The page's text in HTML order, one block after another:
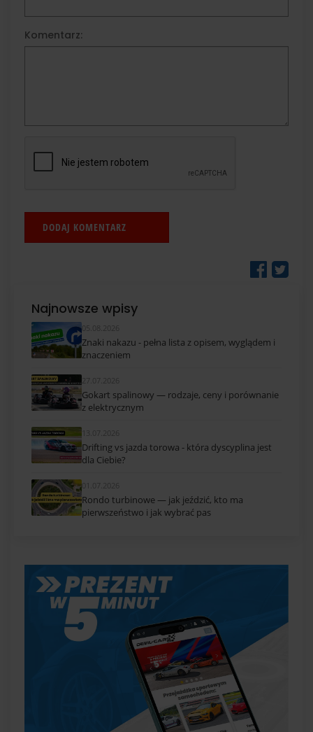
Komentarz:
Najnowsze wpisy
05.08.2026
Znaki nakazu - pełna lista z opisem, wyglądem i
znaczeniem
27.07.2026
Gokart spalinowy — rodzaje, ceny i porównanie
z elektrycznym
13.07.2026
Drifting vs jazda torowa - która dyscyplina jest
dla Ciebie?
01.07.2026
Rondo turbinowe — jak jeździć, kto ma
pierwszeństwo i jak wybrać pas